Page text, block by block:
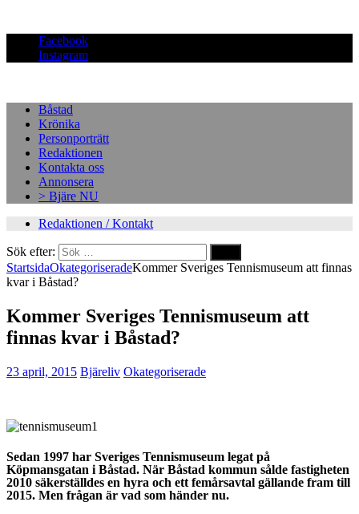
Facebook
Instagram
Båstad
Krönika
Personporträtt
Redaktionen
Kontakta oss
Annonsera
> Bjäre NU
Redaktionen / Kontakt
Sök efter:
StartsidaOkategoriseradeKommer Sveriges Tennismuseum att finnas
kvar i Båstad?
Kommer Sveriges Tennismuseum att
finnas kvar i Båstad?
23 april, 2015 Bjäreliv Okategoriserade
Sedan 1997 har Sveriges Tennismuseum legat på
Köpmansgatan i Båstad. När Båstad kommun sålde fastigheten
2010 säkerställdes en hyra och ett femårsavtal gällande fram till
2015. Men frågan är vad som händer nu.